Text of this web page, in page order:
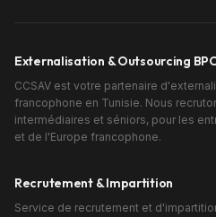
Externalisation & Outsourcing
CCSAV est votre partenaire
francophone en Tunisie. Nous
intermédiaires et séniors, pour les
et de l'Europe francophone.
Recrutement & Impartition
Service de recrutement et